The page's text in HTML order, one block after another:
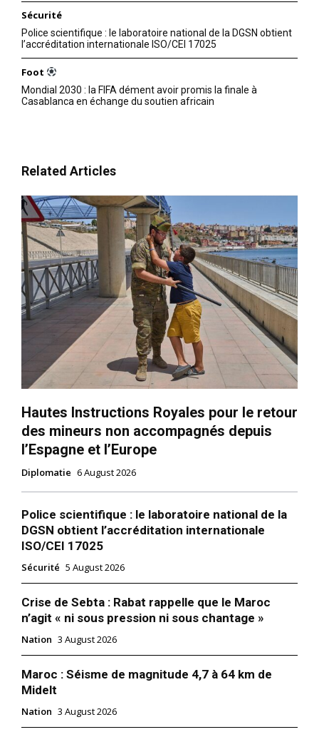
Sécurité
Police scientifique : le laboratoire national de la DGSN obtient
l’accréditation internationale ISO/CEI 17025
Foot
Mondial 2030 : la FIFA dément avoir promis la finale à
Casablanca en échange du soutien africain
Related Articles
Hautes Instructions Royales pour le retour
des mineurs non accompagnés depuis
l’Espagne et l’Europe
Diplomatie 6 August 2026
Police scientifique : le laboratoire national de la
DGSN obtient l’accréditation internationale
ISO/CEI 17025
Sécurité 5 August 2026
Crise de Sebta : Rabat rappelle que le Maroc
n’agit « ni sous pression ni sous chantage »
Nation 3 August 2026
Maroc : Séisme de magnitude 4,7 à 64 km de
Midelt
Nation 3 August 2026